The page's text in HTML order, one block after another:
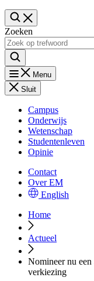
Zoeken
Menu
Sluit
Campus
Onderwijs
Wetenschap
Studentenleven
Opinie
Contact
Over EM
English
Home
Actueel
Nomineer nu een
verkiezing